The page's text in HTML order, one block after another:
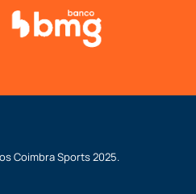
Coimbra Sports2025.